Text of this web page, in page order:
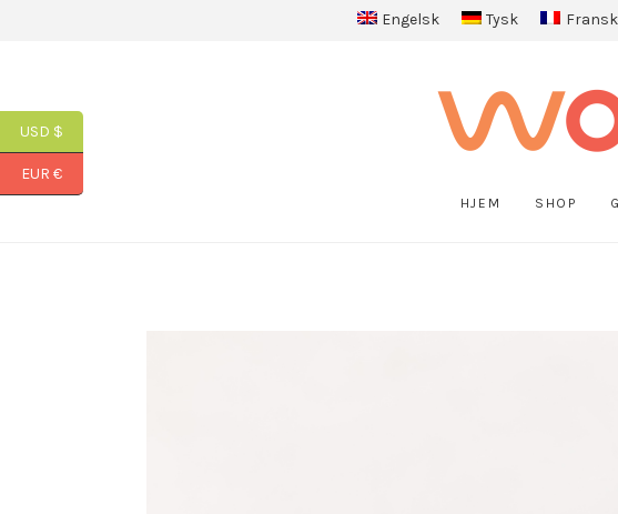
Engelsk Tysk Fransk
HJEM SHOP
USD $
EUR €